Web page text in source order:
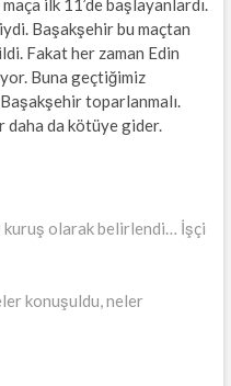
ilk 11’de başlayanlardı.
Başakşehir bu maçtan
Fakat her zaman Edin
Buna geçtiğimiz
toparlanmalı.
daha da kötüye gider.
olarak belirlendi… İşçi
konuşuldu, neler